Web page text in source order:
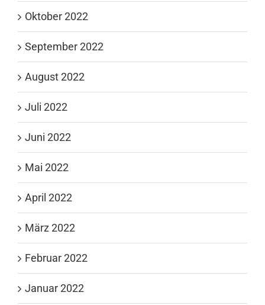
Oktober 2022
September 2022
August 2022
Juli 2022
Juni 2022
Mai 2022
April 2022
März 2022
Februar 2022
Januar 2022